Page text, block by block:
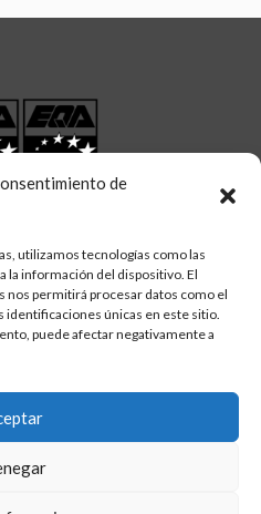
de
utilizamos tecnologías como las
la información del dispositivo. El
permitirá procesar datos como el
identificaciones únicas en este sitio.
puede afectar negativamente a